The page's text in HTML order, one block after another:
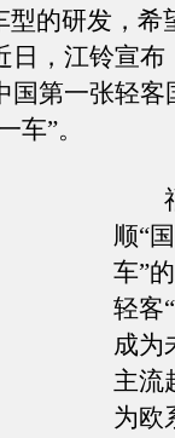
的研发，
日，江铃宣布
国第一张轻
”。
福
顺“
车”
轻客
成为
主流
为欧